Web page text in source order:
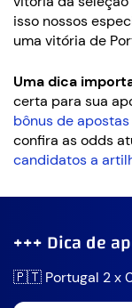
isso nossos
uma vitória de
Uma dica
certa para sua
bônus de apostas
confira as odds
candidatos a
+++ Dica de
🇵🇹 Portugal 2 x